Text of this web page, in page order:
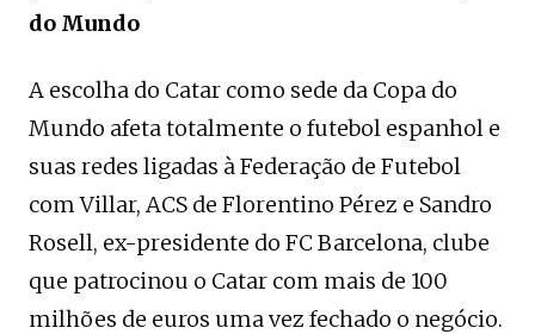
do Mundo
A escolha do Catar como sede da Copa do
Mundo afeta totalmente o futebol espanhol e
suas redes ligadas à Federação de Futebol
com Villar, ACS de Florentino Pérez e Sandro
Rosell, ex-presidente do FC Barcelona, ​​clube
que patrocinou o Catar com mais de 100
milhões de euros uma vez fechado o negócio.